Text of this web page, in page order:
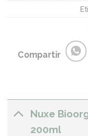
Compartir
Nuxe
200ml